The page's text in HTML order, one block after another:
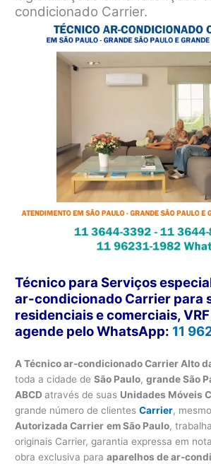
condicionado Carrier.
Técnico para Serviços
ar-condicionado Carrier para
residenciais e comerciais, VRF
agende pelo WhatsApp: 11
A Técnico ar-condicionado Carrier Alto
toda a cidade deSão Paulo,grande São
ABCDatravés de suas Unidades Móveis
grande número de clientesCarrier,
Autorizada Carrier em São Paulo,
originais Carrier, garantia expressa em
obra exclusiva paraaparelhos de ar-